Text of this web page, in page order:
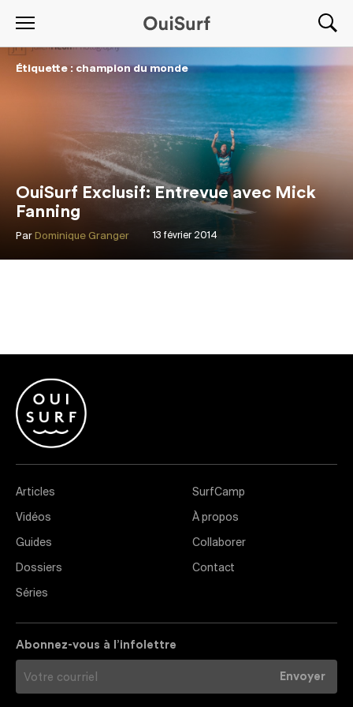
Étiquette : champion du monde
OuiSurf Exclusif: Entrevue avec Mick
Fanning
13 février 2014
Par Dominique Granger
Articles
Vidéos
Guides
Dossiers
Séries
SurfCamp
À propos
Collaborer
Contact
Abonnez-vous à l’infolettre